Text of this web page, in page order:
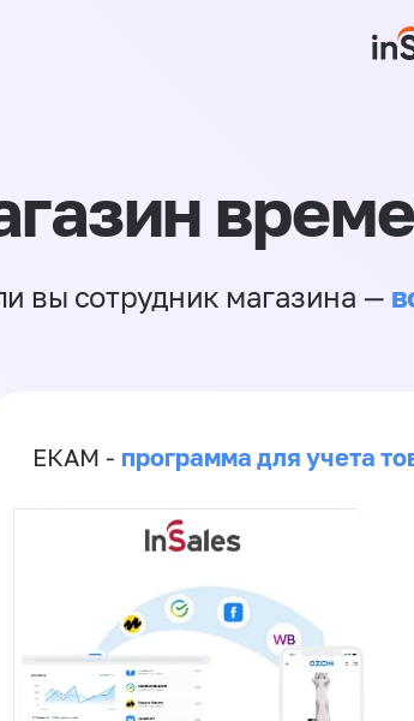
вы сотрудник магазина —
ЕКАМ - программа для учета